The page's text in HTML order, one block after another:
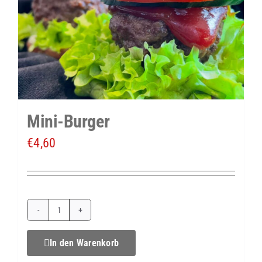
Mini-Burger
€4,60
Mini-
Burger
In den Warenkorb